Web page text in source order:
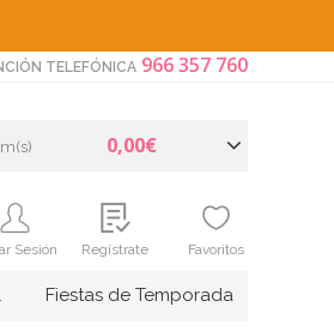
TELEFÓNICA 966 357 760
0,00€
Sesión Regístrate Favoritos
Fiestas de Temporada